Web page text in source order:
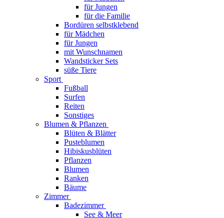
für Jungen
für die Familie
Bordüren selbstklebend
für Mädchen
für Jungen
mit Wunschnamen
Wandsticker Sets
süße Tiere
Sport
Fußball
Surfen
Reiten
Sonstiges
Blumen & Pflanzen
Blüten & Blätter
Pusteblumen
Hibiskusblüten
Pflanzen
Blumen
Ranken
Bäume
Zimmer
Badezimmer
See & Meer